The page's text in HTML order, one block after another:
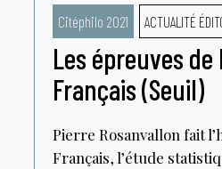
Citéphilo 2021 ACTUALITÉ
Les épreuves
Français (Seuil)
Pierre Rosanvallon fait
Français, l’étude